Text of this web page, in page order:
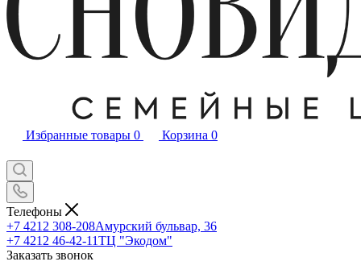
Избранные товары 0 Корзина 0
Телефоны
+7 4212 308-208Амурский бульвар, 36
+7 4212 46-42-11ТЦ "Экодом"
Заказать звонок